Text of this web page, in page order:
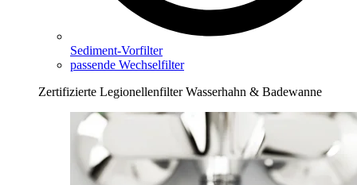
Sediment-Vorfilter
passende Wechselfilter
Zertifizierte Legionellenfilter Wasserhahn & Badewanne